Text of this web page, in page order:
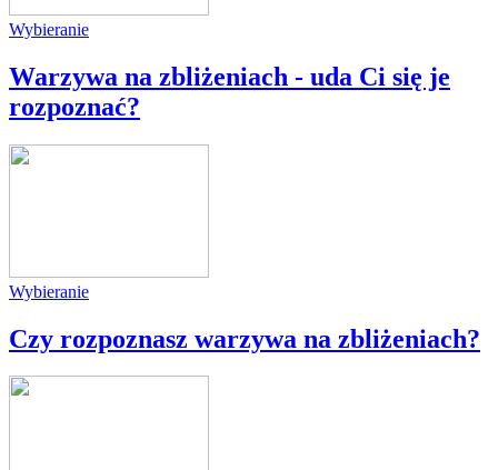
Wybieranie
Warzywa na zbliżeniach - uda Ci się je
rozpoznać?
Wybieranie
Czy rozpoznasz warzywa na zbliżeniach?